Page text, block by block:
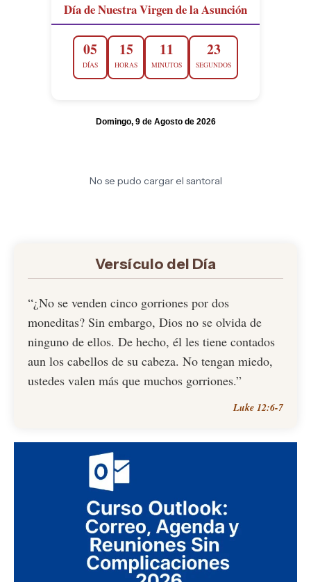
Día de Nuestra Virgen de la Asunción
05
DÍAS
15
HORAS
11
MINUTOS
22
SEGUNDOS
Domingo, 9 de Agosto de 2026
No se pudo cargar el santoral
Versículo del Día
“¿No se venden cinco gorriones por dos
moneditas? Sin embargo, Dios no se olvida de
ninguno de ellos. De hecho, él les tiene contados
aun los cabellos de su cabeza. No tengan miedo,
ustedes valen más que muchos gorriones.”
Luke 12:6-7